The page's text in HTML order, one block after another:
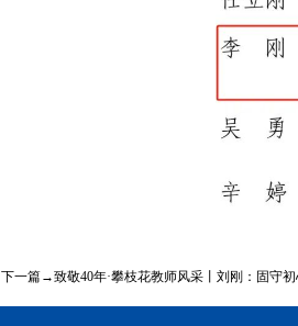
下一篇→致敬40年·攀枝花教师风采丨刘刚：固守